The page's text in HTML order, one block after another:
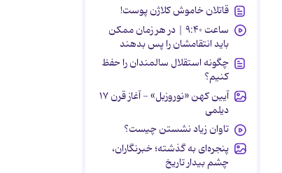
قاتلان خاموش کلاژن پوست!
ساعت ۹:۴۰ | در هر زمان ممکن
باید انتقامشان را پس بدهند
چگونه استقلال سالمندان را حفظ
کنیم؟
آیین کهن «نوروزبل» - آغاز قرن ۱۷
دیلمی
تاوان زیاد نشستن چیست؟
پنجره‌ای به گذشته؛ خبرنگاران،
چشم بیدار تاریخ